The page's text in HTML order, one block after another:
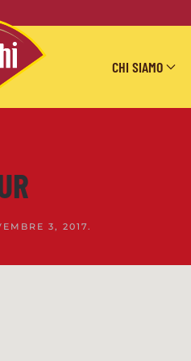
CHI SIAMO
3, 2017.